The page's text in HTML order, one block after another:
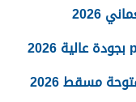
2026
مسقط 2026